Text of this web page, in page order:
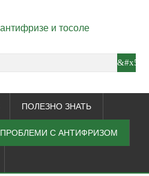
ПОЛЕЗНО ЗНАТЬ
ПРОБЛЕМИ С АНТИФРИЗОМ